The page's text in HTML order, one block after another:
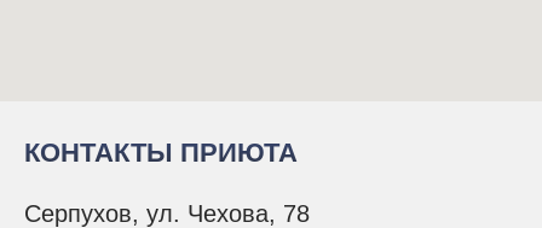
КОНТАКТЫ ПРИЮТА
Серпухов, ул. Чехова, 78